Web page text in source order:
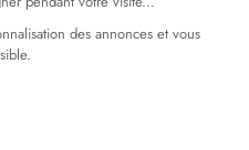
des annonces et vous